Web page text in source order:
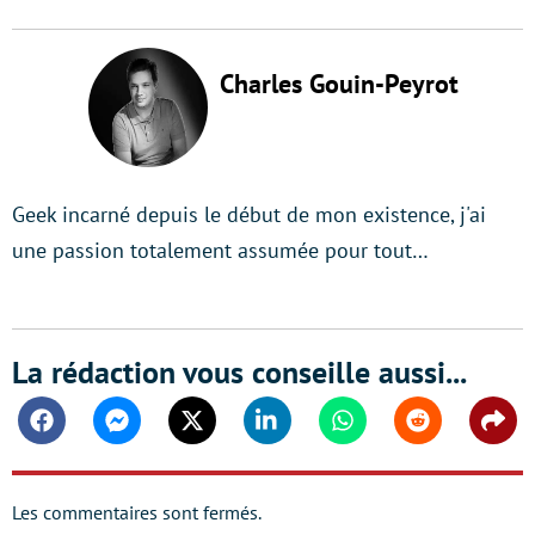
Charles Gouin-Peyrot
Geek incarné depuis le début de mon existence, j'ai
une passion totalement assumée pour tout…
La rédaction vous conseille aussi...
FacebookMessengerTwitter Linkedin WhatsappReddit
Les commentaires sont fermés.